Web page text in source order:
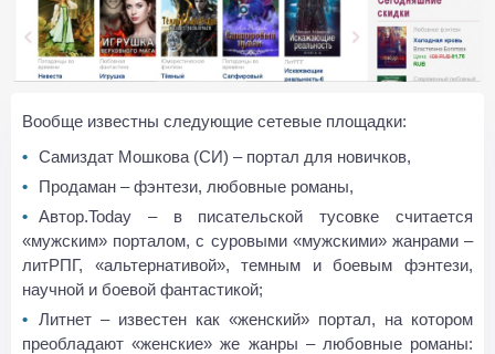
Вообще известны следующие сетевые площадки:
Самиздат Мошкова (СИ) – портал для новичков,
Продаман – фэнтези, любовные романы,
Автор.Today – в писательской тусовке считается
«мужским» порталом, с суровыми «мужскими» жанрами –
литРПГ, «альтернативой», темным и боевым фэнтези,
научной и боевой фантастикой;
Литнет – известен как «женский» портал, на котором
преобладают «женские» же жанры – любовные романы: